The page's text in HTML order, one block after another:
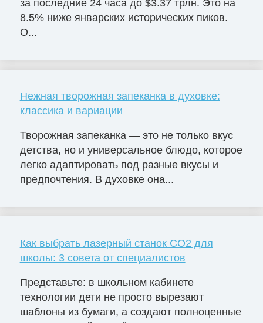
за последние 24 часа до $3.37 трлн. Это на
8.5% ниже январских исторических пиков.
О...
Нежная творожная запеканка в духовке:
классика и вариации
Творожная запеканка — это не только вкус
детства, но и универсальное блюдо, которое
легко адаптировать под разные вкусы и
предпочтения. В духовке она...
Как выбрать лазерный станок СО2 для
школы: 3 совета от специалистов
Представьте: в школьном кабинете
технологии дети не просто вырезают
шаблоны из бумаги, а создают полноценные